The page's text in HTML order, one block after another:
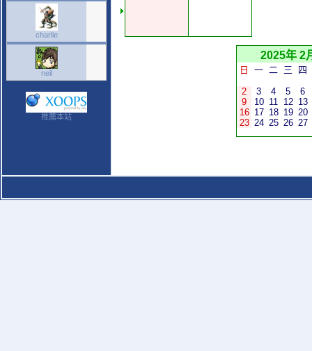
charlie
neil
推薦本站
2025年 2
日 一 二 三 四
2 3 4 5
6
9
10 11 12 13
16 17 18 19 20
23 24 25 26 27